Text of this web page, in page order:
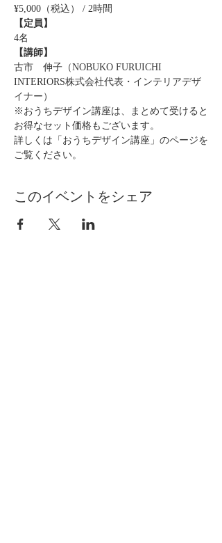
¥5,000（税込） / 2時間
【定員】
4名
【講師】
古市　伸子（NOBUKO FURUICHI
INTERIORS株式会社代表・インテリアデザ
イナー）
※おうちデザイン講座は、まとめて受けると
お得なセット価格もございます。
詳しくは「おうちデザイン講座」のページを
ご覧ください。
このイベントをシェア